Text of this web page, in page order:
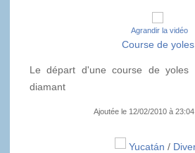
Agrandir la vidéo
Course de yoles
Le départ d'une course de yoles
diamant
Ajoutée le 12/02/2010 à
Yucatán /